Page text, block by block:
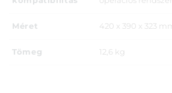
Méret 420 x 390 x 323
Tömeg 12,6 kg